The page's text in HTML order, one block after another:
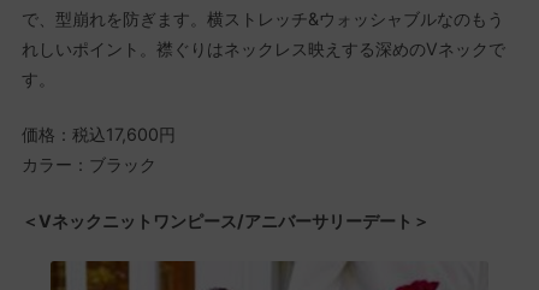
で、型崩れを防ぎます。横ストレッチ&ウォッシャブルなのもう
れしいポイント。襟ぐりはネックレス映えする深めのVネックで
す。
価格：税込17,600円
カラー：ブラック
＜Vネックニットワンピース/アニバーサリーデート＞